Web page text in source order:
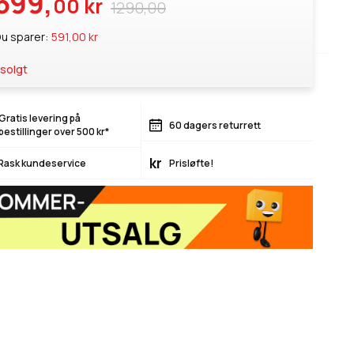
1290,00
00 kr
sparer: 591,00 kr
levering på
over 500 kr*
60 dagers returrett
kundeservice kr Prisløfte!